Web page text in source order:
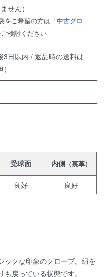
せん）
をご希望の方は「中古グロ
ご検討ください
3日以内 / 返品時の送料は
受球面 内側 （裏革）
良好 良好
ックな印象のグローブ。紐を
戻っている状態です。